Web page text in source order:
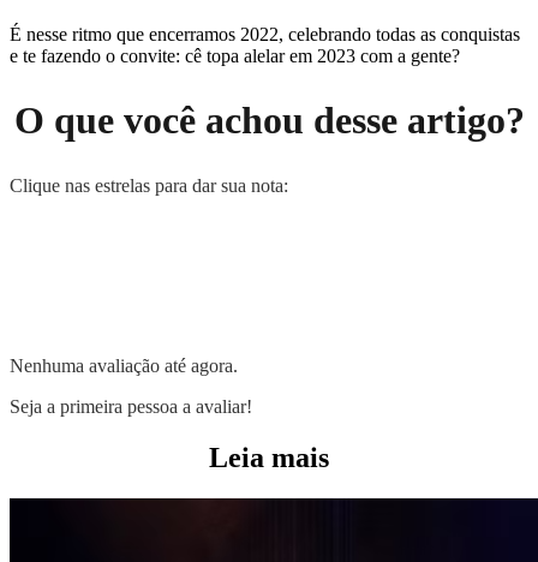
É nesse ritmo que encerramos 2022, celebrando todas as conquistas
e te fazendo o convite: cê topa alelar em 2023 com a gente?
O que você achou desse artigo?
Clique nas estrelas para dar sua nota:
Nenhuma avaliação até agora.
Seja a primeira pessoa a avaliar!
Leia mais